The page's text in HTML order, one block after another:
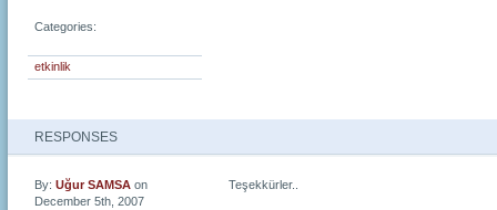
Categories:
etkinlik
RESPONSES
Teşekkürler..
By: Uğur SAMSA on
December 5th, 2007